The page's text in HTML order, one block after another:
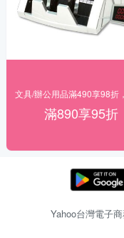
滿890享95折
Yahoo台灣電子